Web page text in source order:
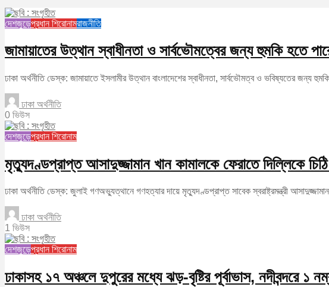
দেশজুড়েপ্রধান শিরোনামরাজনীতি
জামায়াতের উত্থান স্বাধীনতা ও সার্বভৌমত্বের জন্য হুমকি হতে
ঢাকা অর্থনীতি ডেস্ক: জামায়াতে ইসলামীর উত্থান বাংলাদেশের স্বাধীনতা, সার্বভৌমত্ব ও ভবিষ্যতের জন্য
ঢাকা অর্থনীতি
0 ভিউস
দেশজুড়েপ্রধান শিরোনাম
মৃত্যুদণ্ডপ্রাপ্ত আসাদুজ্জামান খান কামালকে ফেরাতে দিল্লিকে চিঠি
ঢাকা অর্থনীতি ডেস্ক: জুলাই গণঅভ্যুত্থানে গণহত্যার দায়ে মৃত্যুদণ্ডপ্রাপ্ত সাবেক স্বরাষ্ট্রমন্ত্রী
ঢাকা অর্থনীতি
1 ভিউস
দেশজুড়েপ্রধান শিরোনাম
ঢাকাসহ ১৭ অঞ্চলে দুপুরের মধ্যে ঝড়-বৃষ্টির পূর্বাভাস, নদীবন্দরে ১